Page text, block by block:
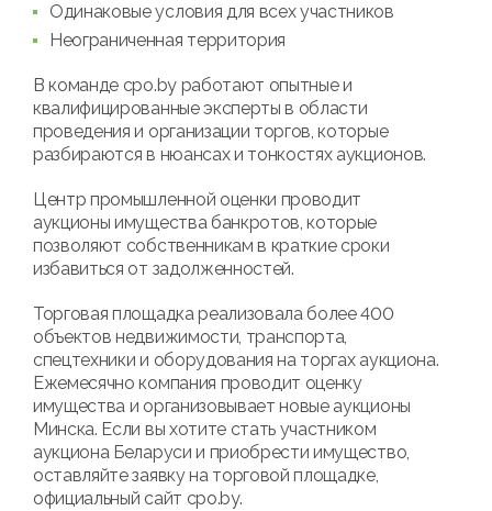
Одинаковые условия для всех участников
Неограниченная территория
В команде cpo.by работают опытные и
квалифицированные эксперты в области
проведения и организации торгов, которые
разбираются в нюансах и тонкостях аукционов.
Центр промышленной оценки проводит
аукционы имущества банкротов, которые
позволяют собственникам в краткие сроки
избавиться от задолженностей.
Торговая площадка реализовала более 400
объектов недвижимости, транспорта,
спецтехники и оборудования на торгах аукциона.
Ежемесячно компания проводит оценку
имущества и организовывает новые аукционы
Минска. Если вы хотите стать участником
аукциона Беларуси и приобрести имущество,
оставляйте заявку на торговой площадке,
официальный сайт cpo.by.